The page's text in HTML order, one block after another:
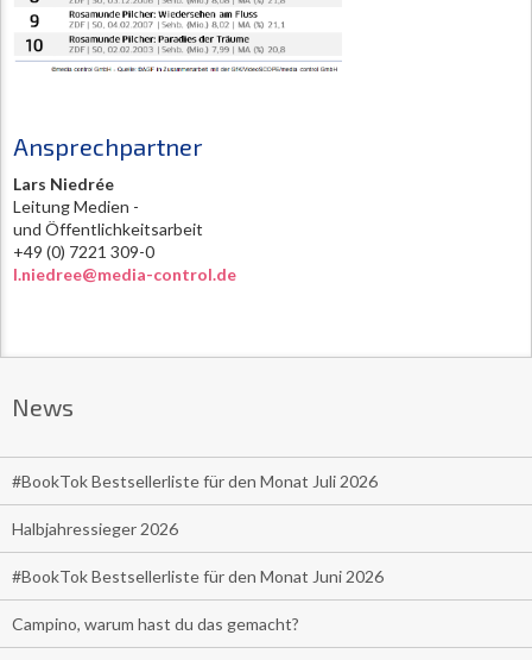
Ansprechpartner
Lars Niedrée
Leitung Medien -
und Öffentlichkeitsarbeit
+49 (0) 7221 309-0
l.niedree@media-control.de
News
#BookTok Bestsellerliste für den Monat Juli 2026
Halbjahressieger 2026
#BookTok Bestsellerliste für den Monat Juni 2026
Campino, warum hast du das gemacht?